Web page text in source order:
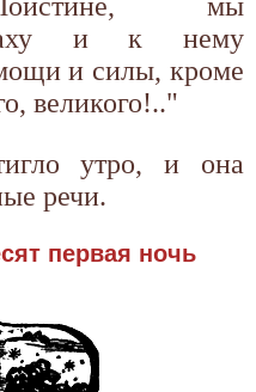
и к нему
и силы, кроме
великого!.."
утро, и она
речи.
первая ночь